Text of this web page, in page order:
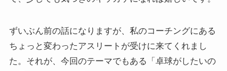
ずいぶん前の話になりますが、私のコーチングにある
ちょっと変わったアスリートが受けに来てくれまし
た。それが、今回のテーマでもある「卓球がしたいの